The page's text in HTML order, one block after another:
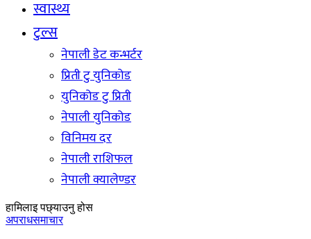
स्वास्थ्य
टुल्स
नेपाली डेट कन्भर्टर
प्रिती टु युनिकोड
युनिकोड टु प्रिती
नेपाली युनिकोड
विनिमय दर
नेपाली राशिफल
नेपाली क्यालेण्डर
हामिलाइ पछ्याउनु होस
अपराधसमाचार